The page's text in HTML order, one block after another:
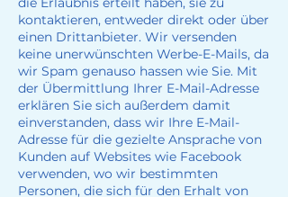
kontaktieren, entweder direkt oder über
einen Drittanbieter. Wir versenden
keine unerwünschten Werbe-E-Mails, da
wir Spam genauso hassen wie Sie. Mit
der Übermittlung Ihrer E-Mail-Adresse
erklären Sie sich außerdem damit
einverstanden, dass wir Ihre E-Mail-
Adresse für die gezielte Ansprache von
Kunden auf Websites wie Facebook
verwenden, wo wir bestimmten
Personen, die sich für den Erhalt von